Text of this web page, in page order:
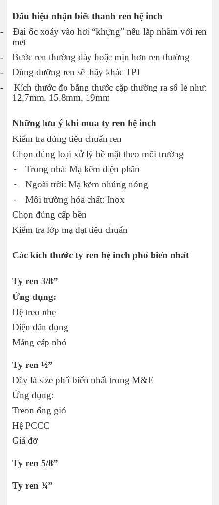
Dấu hiệu nhận biết thanh ren hệ inch
-
Đai ốc xoáy vào hơi “khựng” nếu lắp nhầm với ren
mét
-
Bước ren thường dày hoặc mịn hơn ren thường
-
Dùng dưỡng ren sẽ thấy khác TPI
-
Kích thước đo bằng thước cặp thường ra số lẻ như:
12,7mm, 15.8mm, 19mm
Những lưu ý khi mua ty ren hệ inch
Kiểm tra đúng tiêu chuẩn ren
Chọn đúng loại xử lý bề mặt theo môi trường
- Trong nhà: Mạ kẽm điện phân
- Ngoài trời: Mạ kẽm nhúng nóng
-
Môi trường hóa chất: Inox
Chọn đúng cấp bền
Kiểm tra lớp mạ đạt tiêu chuẩn
Các kích thước ty ren hệ inch phổ biến nhất
Ty ren 3/8”
Ứng dụng:
Hệ treo nhẹ
Điện dân dụng
Máng cáp nhỏ
Ty ren ½”
Đây là size phổ biến nhất trong M&E
Ứng dụng:
Treon ống gió
Hệ PCCC
Giá đỡ
Ty ren 5/8”
Ty ren ¾”